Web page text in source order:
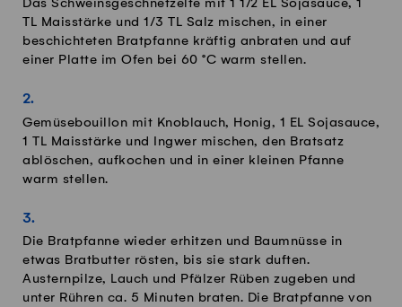
Das Schweinsgeschnetzelte mit 1 1/2 EL Sojasauce, 1
TL Maisstärke und 1/3 TL Salz mischen, in einer
beschichteten Bratpfanne kräftig anbraten und auf
einer Platte im Ofen bei 60 °C warm stellen.
Gemüsebouillon mit Knoblauch, Honig, 1 EL Sojasauce,
1 TL Maisstärke und Ingwer mischen, den Bratsatz
ablöschen, aufkochen und in einer kleinen Pfanne
warm stellen.
Die Bratpfanne wieder erhitzen und Baumnüsse in
etwas Bratbutter rösten, bis sie stark duften.
Austernpilze, Lauch und Pfälzer Rüben zugeben und
unter Rühren ca. 5 Minuten braten. Die Bratpfanne von